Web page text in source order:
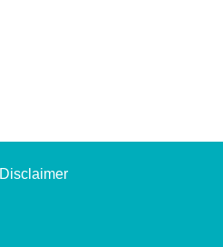
Disclaimer